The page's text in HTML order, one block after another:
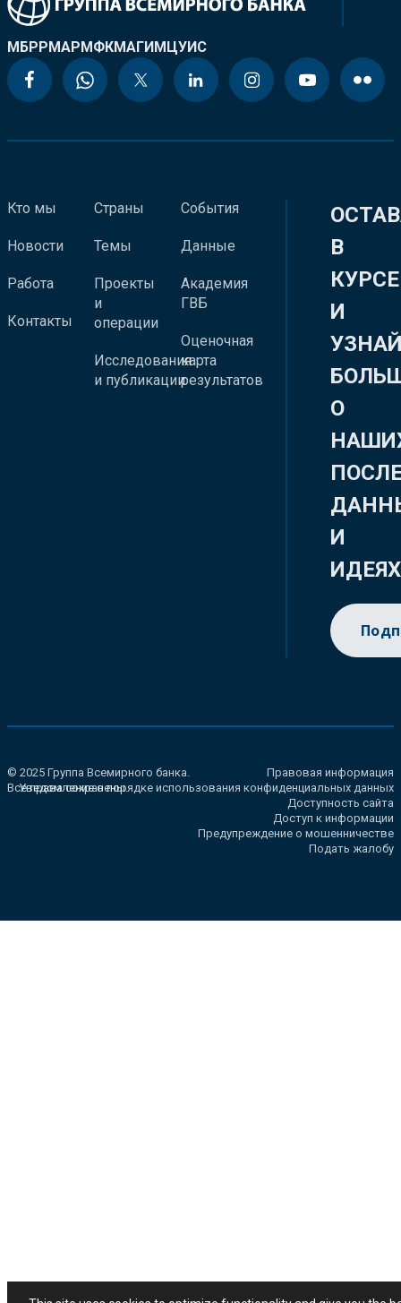
МБРРМАРМФКМАГИМЦУИС
Кто мы
Новости
Работа
Контакты
Страны
Темы
Проекты
и
операции
Исследования
и публикации
События
Данные
Академия
ГВБ
Оценочная
карта
результатов
В
КУРСЕ
И
О
И
ИДЕЯХ
© 2025 Группа Всемирного банка.
Все права сохранены.
Правовая информация
Уведомление о порядке использования конфиденциальных данных
Доступность сайта
Доступ к информации
Предупреждение о мошенничестве
Подать жалобу